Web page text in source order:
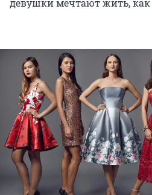
девушки мечтают жить,